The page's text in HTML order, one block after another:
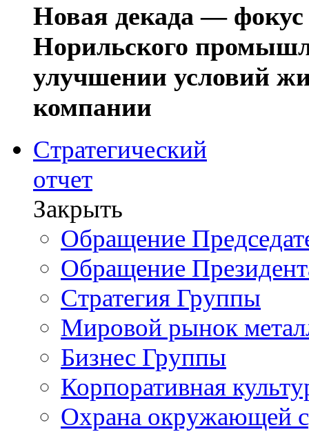
Новая декада — фокус
Норильского
улучшении условий
компании
Стратегический
отчет
Закрыть
Обращение
Обращение
Стратегия Группы
Мировой рынок
Бизнес Группы
Корпоративная
Охрана окружающей